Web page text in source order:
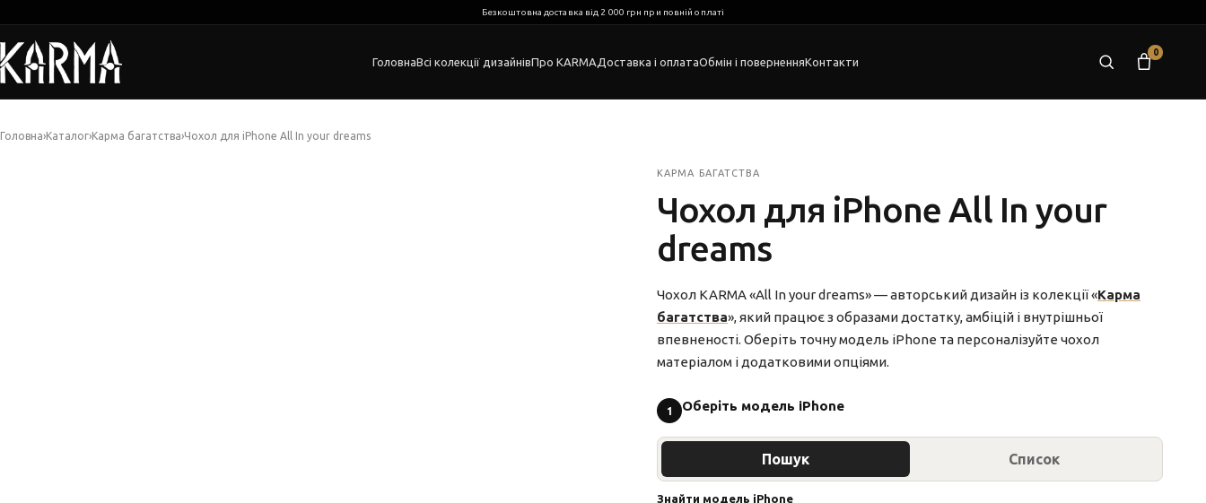
Безкоштовна доставка від 2 000 грн при повній оплаті
ГоловнаВсі колекції дизайнівПро KARMA Доставка і оплатаОбмін і поверненняКонтакти
0
Головна›Каталог›Карма багатства›Чохол для iPhone All In your dreams
КАРМА БАГАТСТВА
Чохол для iPhone All In your
dreams
Чохол KARMA «All In your dreams» — авторський дизайн із колекції «Карма
багатства», який працює з образами достатку, амбіцій і внутрішньої
впевненості. Оберіть точну модель iPhone та персоналізуйте чохол
матеріалом і додатковими опціями.
1 Оберіть модель iPhone
Пошук Список
Знайти модель iPhone